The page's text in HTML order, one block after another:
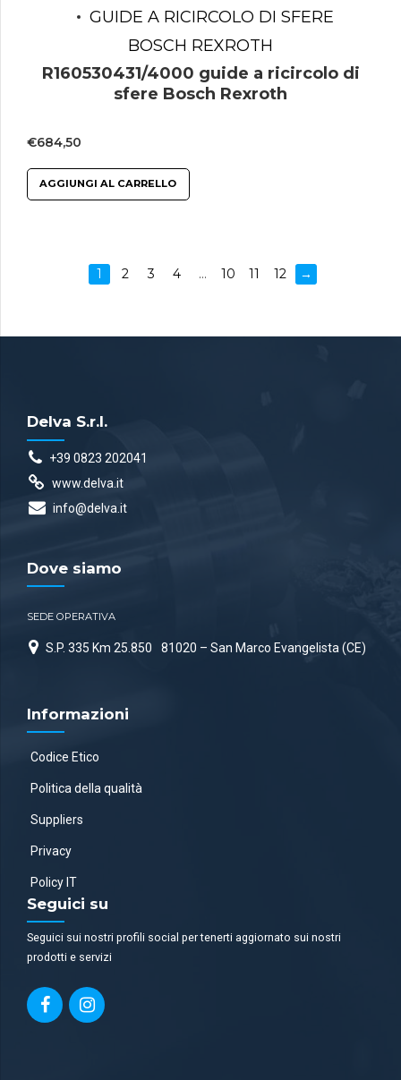
GUIDE A RICIRCOLO DI SFERE
BOSCH REXROTH
R160530431/4000 guide a ricircolo di
sfere Bosch Rexroth
€684,50
AGGIUNGI AL CARRELLO
1 2 3 4 … 10 11 12 →
Delva S.r.l.
+39 0823 202041
www.delva.it
info@delva.it
Dove siamo
SEDE OPERATIVA
S.P. 335 Km 25.850 81020 – San Marco Evangelista (CE)
Informazioni
Codice Etico
Politica della qualità
Suppliers
Privacy
Policy IT
Seguici su
Seguici sui nostri profili social per tenerti aggiornato sui nostri
prodotti e servizi